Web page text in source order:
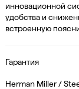
инновационной
удобства и
встроенную
Гарантия
Herman Miller /